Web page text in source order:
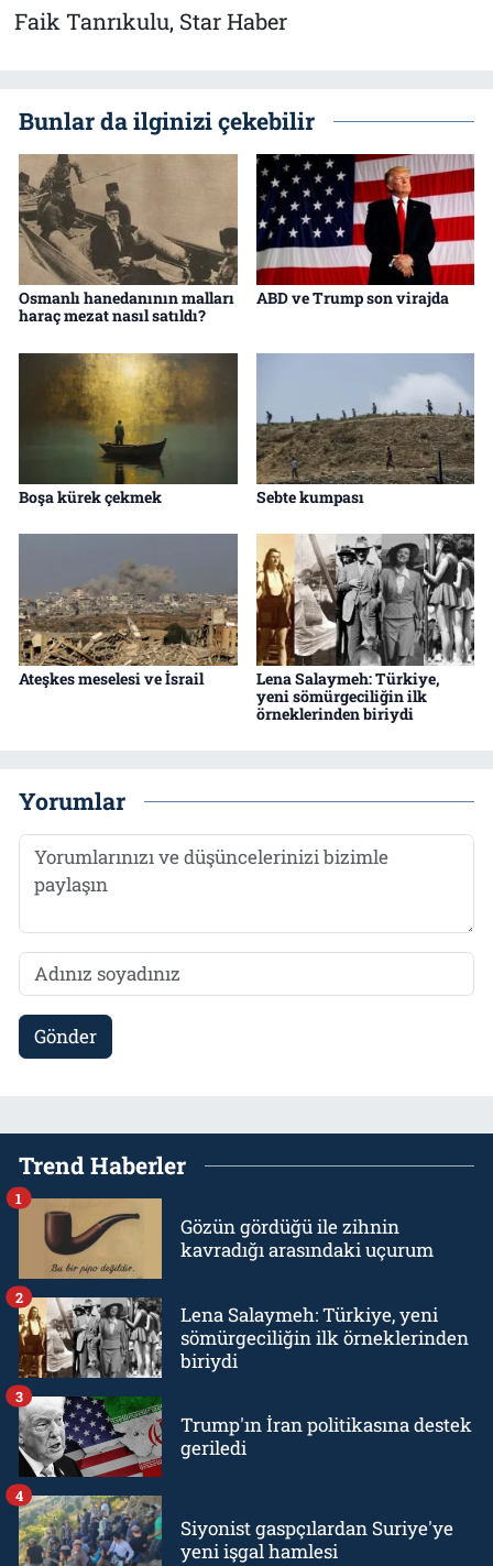
Faik Tanrıkulu, Star Haber
Bunlar da ilginizi çekebilir
Osmanlı hanedanının malları
haraç mezat nasıl satıldı?
ABD ve Trump son virajda
Boşa kürek çekmek Sebte kumpası
Ateşkes meselesi ve İsrail
Lena Salaymeh: Türkiye,
yeni sömürgeciliğin ilk
örneklerinden biriydi
Yorumlar
Gönder
Trend Haberler
Gözün gördüğü ile zihnin
kavradığı arasındaki uçurum
1
Lena Salaymeh: Türkiye, yeni
sömürgeciliğin ilk örneklerinden
biriydi
2
Trump'ın İran politikasına destek
geriledi
3
Siyonist gaspçılardan Suriye'ye
yeni işgal hamlesi
4